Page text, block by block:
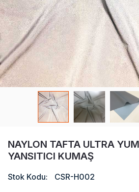
Endüstriyel Yıkama Trimi
CHINASTARS Hakkında
Yeni ürün
Sertifika
Katalog
NAYLON TAFTA ULTRA
YANSITICI KUMAŞ
Stok Kodu: CSR-H002